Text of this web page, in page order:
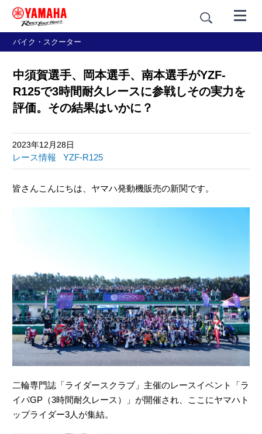
バイク・スクーター
中須賀選手、岡本選手、南本選手がYZF-
R125で3時間耐久レースに参戦しその実力を
評価。その結果はいかに？
2023年12月28日
レース情報 YZF-R125
皆さんこんにちは、ヤマハ発動機販売の新関です。
二輪専門誌「ライダースクラブ」主催のレースイベント「ラ
イパGP（3時間耐久レース）」が開催され、ここにヤマハト
ップライダー3人が集結。